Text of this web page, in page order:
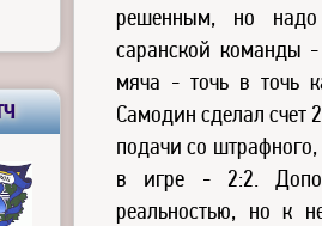
решенным, но надо
саранской команды
мяча - точь в точь
Самодин сделал счет
подачи со штрафного,
в игре - 2:2.
реальностью, но к